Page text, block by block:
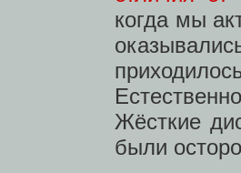
когда мы
Жёсткие
были